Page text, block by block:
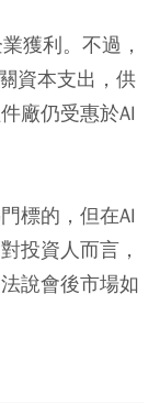
獲利。不過，
資本支出，供
廠仍受惠於AI
標的，但在AI
投資人而言，
說會後市場如